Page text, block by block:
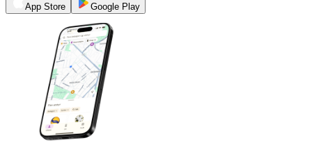
App Store Google Play